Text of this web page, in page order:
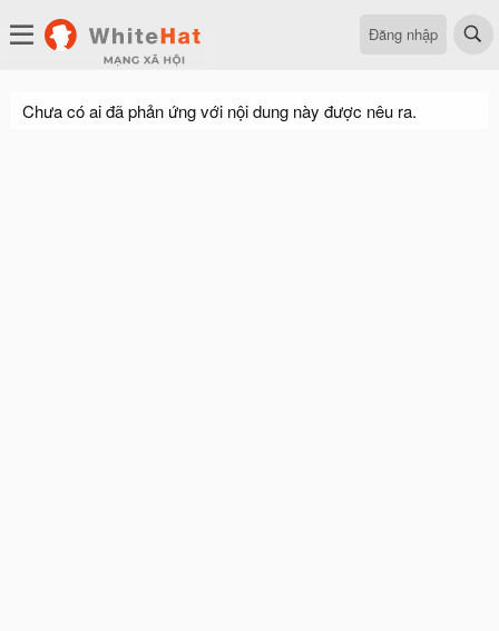
Đăng nhập
Chưa có ai đã phản ứng với nội dung này được nêu ra.